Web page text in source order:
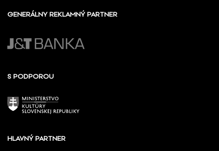
GENERÁLNY REKLAMNÝ PARTNER
S PODPOROU
HLAVNÝ PARTNER